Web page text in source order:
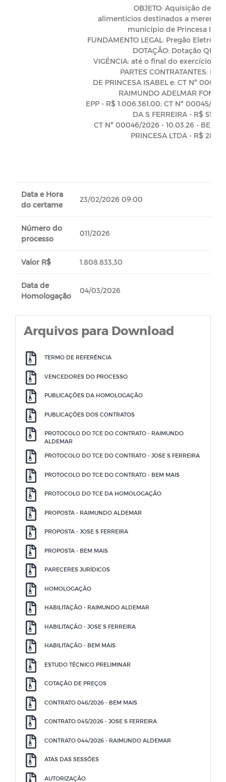
OBJETO: Aquisição de
alimentícios destinados a merenda
município de Princesa
FUNDAMENTO LEGAL: Pregão
DOTAÇÃO: Dotação QDD
VIGÊNCIA: até o final do exercício
PARTES CONTRATANTES:
DE PRINCESA ISABEL e: CT Nº
RAIMUNDO ADELMAR
EPP - R$ 1.006.361,00; CT Nº 00045/
DA S FERREIRA - R$
CT Nº 00046/2026 - 10.03.26 - BEM
PRINCESA LTDA - R$
Data e Hora
do certame
23/02/2026 09:00
Número do
processo
011/2026
Valor R$ 1.808.833,30
Data de
Homologação
04/03/2026
Arquivos para Download
TERMO DE REFERÊNCIA
VENCEDORES DO PROCESSO
PUBLICAÇÕES DA HOMOLOGAÇÃO
PUBLICAÇÕES DOS CONTRATOS
PROTOCOLO DO TCE DO CONTRATO - RAIMUNDO
ALDEMAR
PROTOCOLO DO TCE DO CONTRATO - JOSE S FERREIRA
PROTOCOLO DO TCE DO CONTRATO - BEM MAIS
PROTOCOLO DO TCE DA HOMOLOGAÇÃO
PROPOSTA - RAIMUNDO ALDEMAR
PROPOSTA - JOSE S FERREIRA
PROPOSTA - BEM MAIS
PARECERES JURÍDICOS
HOMOLOGAÇÃO
HABILITAÇÃO - RAIMUNDO ALDEMAR
HABILITAÇÃO - JOSE S FERREIRA
HABILITAÇÃO - BEM MAIS
ESTUDO TÉCNICO PRELIMINAR
COTAÇÃO DE PREÇOS
CONTRATO 046/2026 - BEM MAIS
CONTRATO 045/2026 - JOSE S FERREIRA
CONTRATO 044/2026 - RAIMUNDO ALDEMAR
ATAS DAS SESSÕES
AUTORIZAÇÃO